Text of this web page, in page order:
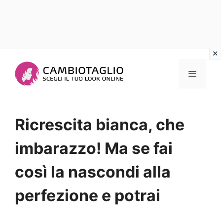
Menu
Ricrescita bianca, che
imbarazzo! Ma se fai
così la nascondi alla
perfezione e potrai